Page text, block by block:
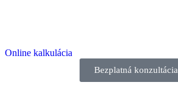
Online kalkulácia
Bezplatná konzultácia